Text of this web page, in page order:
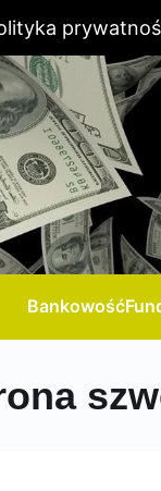
Bankowość